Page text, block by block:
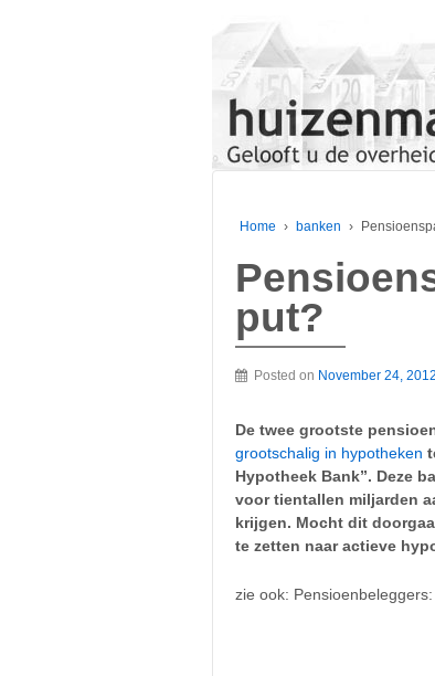
Home › banken ›
put?
Posted on November 24, 2012
De twee grootste
grootschalig in hypotheken
Hypotheek Bank”. Deze
voor tientallen miljarden
krijgen. Mocht dit
te zetten naar actieve
zie ook: Pensioenbeleggers: